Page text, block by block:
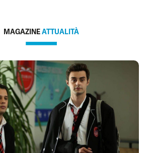
MAGAZINEATTUALITÀ